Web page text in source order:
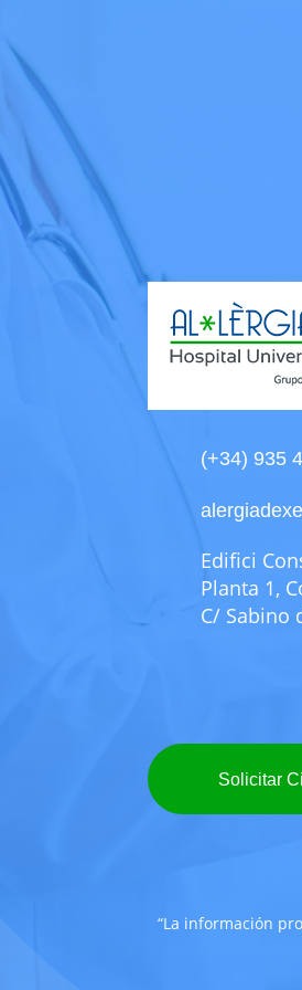
(+34) 935
Edifici
Planta 1,
C/ Sabino
Solicitar
“La información